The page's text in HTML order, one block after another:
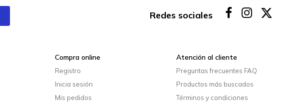
Redes sociales
Compra online
Registro
Inicia sesión
Mis pedidos
Atención al cliente
Preguntas frecuentes FAQ
Productos más buscados
Términos y condiciones